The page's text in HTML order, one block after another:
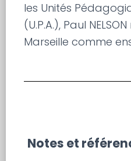
les Unités
(U.P.A.), Paul
Marseille comme
Notes et